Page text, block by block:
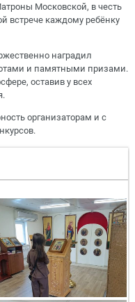
Московской, в честь
встрече каждому ребёнку
наградил
и памятными призами.
оставив у всех
организаторам и с